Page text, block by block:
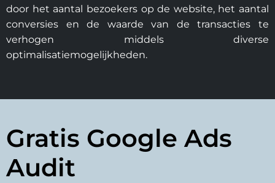
door het aantal bezoekers op de website, het aantal
conversies en de waarde van de transacties te
verhogen middels diverse
optimalisatiemogelijkheden.
Gratis Google Ads
Audit